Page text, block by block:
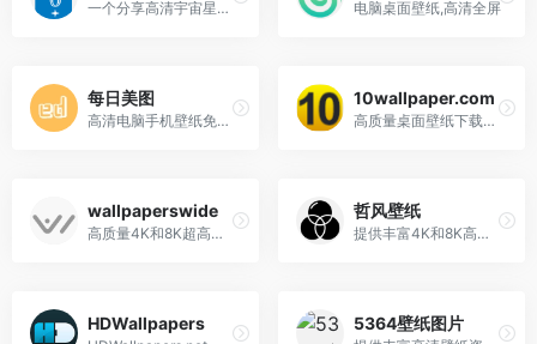
一个分享高清宇宙星空图片的网站 电脑桌面壁纸,高清全屏
每日美图
高清电脑手机壁纸免费分享下载网站
10wallpaper.com
高质量桌面壁纸下载网站
wallpaperswide
高质量4K和8K超高清分辨率壁纸网站
哲风壁纸
提供丰富4K和8K高清壁纸的在线平台
HDWallpapers 5364壁纸图片